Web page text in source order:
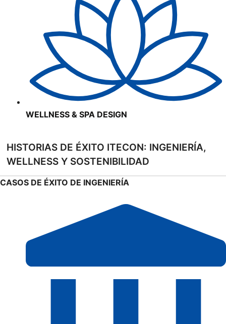
WELLNESS & SPA DESIGN
HISTORIAS DE ÉXITO ITECON: INGENIERÍA,
WELLNESS Y SOSTENIBILIDAD
CASOS DE ÉXITO DE INGENIERÍA